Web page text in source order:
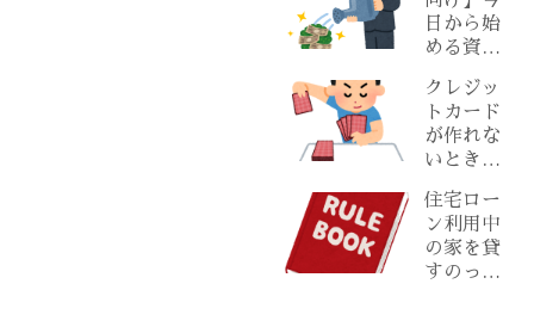
ばいい？
原因と具
体対策
【2025最
新版：専
門徹底解
説】
日から始
める資産
本ステッ
プ
クレジッ
トカード
が作れな
いときの
査がゆる
めのおす
すめカー
ド
住宅ロー
ン利用中
の家を貸
すのって